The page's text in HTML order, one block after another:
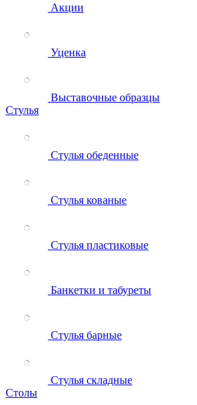
Акции
Уценка
Выставочные образцы
Стулья
Стулья обеденные
Стулья кованые
Стулья пластиковые
Банкетки и табуреты
Стулья барные
Стулья складные
Столы